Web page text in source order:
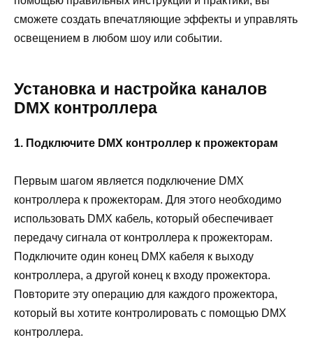
сможете создать впечатляющие эффекты и управлять
освещением в любом шоу или событии.
Установка и настройка каналов
DMX контроллера
1. Подключите DMX контроллер к прожекторам
Первым шагом является подключение DMX
контроллера к прожекторам. Для этого необходимо
использовать DMX кабель, который обеспечивает
передачу сигнала от контроллера к прожекторам.
Подключите один конец DMX кабеля к выходу
контроллера, а другой конец к входу прожектора.
Повторите эту операцию для каждого прожектора,
который вы хотите контролировать с помощью DMX
контроллера.